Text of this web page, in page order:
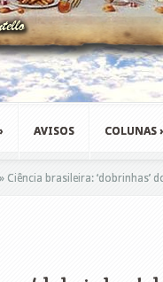
AVISOS COLUNAS
» Ciência brasileira: ‘dobrinhas’